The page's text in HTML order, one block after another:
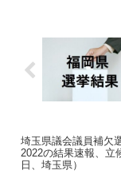
埼玉県議会議員補欠
2022の結果速報、立
日、埼玉県）